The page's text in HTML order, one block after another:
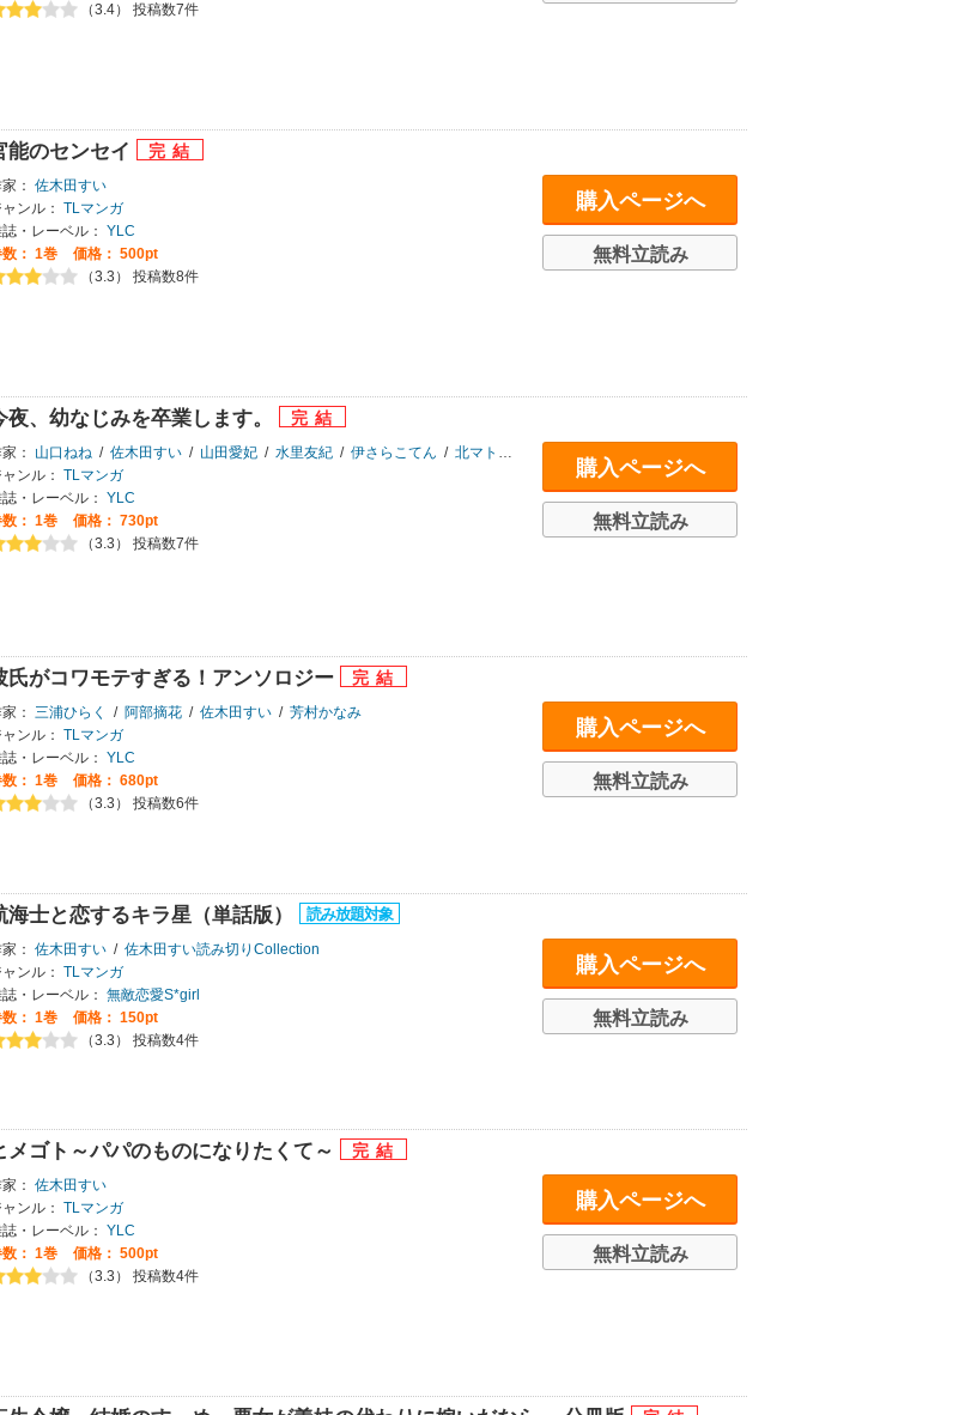
（3.4） 投稿数7件
能のセンセイ
： 佐木田すい
ンル： TLマンガ
・レーベル： YLC
： 1巻
価格： 500pt
（3.3） 投稿数8件
購入ページへ
無料立読み
夜、幼なじみを卒業します。
： 山口ねね / 佐木田すい / 山田愛妃 / 水里友紀 / 伊さらこてん / 北マトセ
ゆうき莉子
ンル： TLマンガ
・レーベル： YLC
： 1巻
価格： 730pt
（3.3） 投稿数7件
購入ページへ
無料立読み
氏がコワモテすぎる！アンソロジー
： 三浦ひらく / 阿部摘花 / 佐木田すい / 芳村かなみ
ンル： TLマンガ
・レーベル： YLC
： 1巻
価格： 680pt
（3.3） 投稿数6件
購入ページへ
無料立読み
海士と恋するキラ星（単話版）
： 佐木田すい / 佐木田すい読み切りCollection
ンル： TLマンガ
・レーベル： 無敵恋愛S*girl
： 1巻
価格： 150pt
（3.3） 投稿数4件
購入ページへ
無料立読み
メゴト～パパのものになりたくて～
： 佐木田すい
ンル： TLマンガ
・レーベル： YLC
： 1巻
価格： 500pt
（3.3） 投稿数4件
購入ページへ
無料立読み